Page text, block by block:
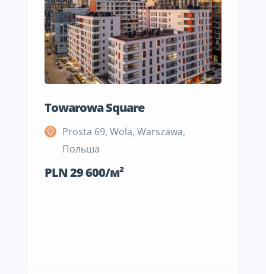
Towarowa Square
Prosta 69, Wola, Warszawa,
Польша
PLN 29 600/м²